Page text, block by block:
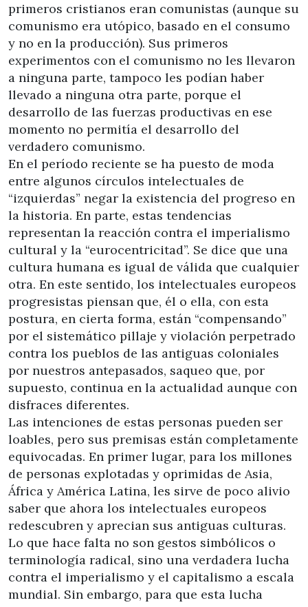
primeros cristianos eran comunistas (aunque su
comunismo era utópico, basado en el consumo
y no en la producción). Sus primeros
experimentos con el comunismo no les llevaron
a ninguna parte, tampoco les podían haber
llevado a ninguna otra parte, porque el
desarrollo de las fuerzas productivas en ese
momento no permitía el desarrollo del
verdadero comunismo.
En el período reciente se ha puesto de moda
entre algunos círculos intelectuales de
“izquierdas” negar la existencia del progreso en
la historia. En parte, estas tendencias
representan la reacción contra el imperialismo
cultural y la “eurocentricitad”. Se dice que una
cultura humana es igual de válida que cualquier
otra. En este sentido, los intelectuales europeos
progresistas piensan que, él o ella, con esta
postura, en cierta forma, están “compensando”
por el sistemático pillaje y violación perpetrado
contra los pueblos de las antiguas coloniales
por nuestros antepasados, saqueo que, por
supuesto, continua en la actualidad aunque con
disfraces diferentes.
Las intenciones de estas personas pueden ser
loables, pero sus premisas están completamente
equivocadas. En primer lugar, para los millones
de personas explotadas y oprimidas de Asia,
África y América Latina, les sirve de poco alivio
saber que ahora los intelectuales europeos
redescubren y aprecian sus antiguas culturas.
Lo que hace falta no son gestos simbólicos o
terminología radical, sino una verdadera lucha
contra el imperialismo y el capitalismo a escala
mundial. Sin embargo, para que esta lucha